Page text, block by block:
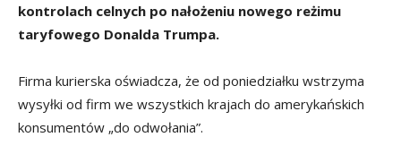
kontrolach celnych po nałożeniu nowego reżimu
taryfowego Donalda Trumpa.
Firma kurierska oświadcza, że od poniedziałku wstrzyma
wysyłki od firm we wszystkich krajach do amerykańskich
konsumentów „do odwołania”.